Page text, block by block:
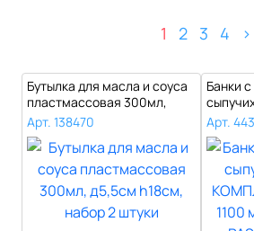
1 2 3 4 >
Бутылка для масла и соуса
пластмассовая 300мл,
д5,5см h..
Арт. 138470
Банки
Арт.